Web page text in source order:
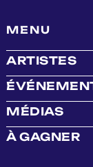
MENU
ARTISTES
MÉDIAS
À GAGNER